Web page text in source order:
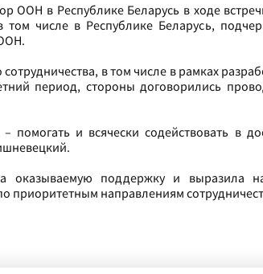
ООН в Республике Беларусь в ходе
числе в Республике Беларусь,
в том числе в рамках
период, стороны договорились
помогать и всячески содействовать в
оказываемую поддержку и выразила
приоритетным направлениям